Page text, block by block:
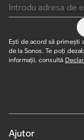
Ești de acord să primești
de la Sonos. Te poți
informații, consultă
Ajutor